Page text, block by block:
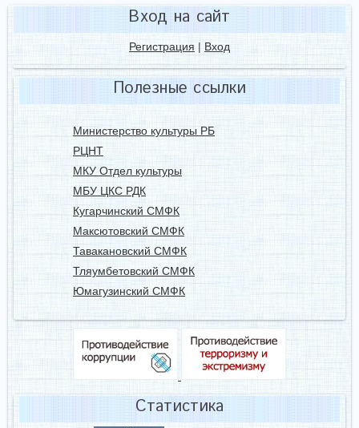
Вход на сайт
Регистрация | Вход
Полезные ссылки
Министерство культуры РБ
РЦНТ
МКУ Отдел культуры
МБУ ЦКС РДК
Кугарчинский СМФК
Максютовский СМФК
Тавакановский СМФК
Тляумбетовский СМФК
Юмагузинский СМФК
Статистика